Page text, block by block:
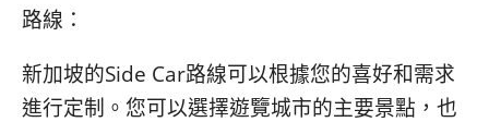
路線：
新加坡的Side Car路線可以根據您的喜好和需求
進行定制。您可以選擇遊覽城市的主要景點，也